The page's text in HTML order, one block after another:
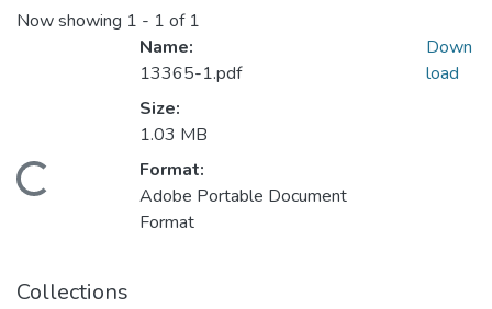
Now showing 1 - 1 of 1
Loading...
Name:
13365-1.pdf
Size:
1.03 MB
Format:
Adobe Portable Document
Format
Down
load
Collections